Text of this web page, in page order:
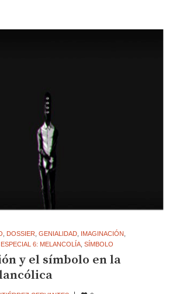
DOSSIER GENIALIDAD, IMAGINACIÓN
6: MELANCOLÍA, SÍMBOLO
y el símbolo en la